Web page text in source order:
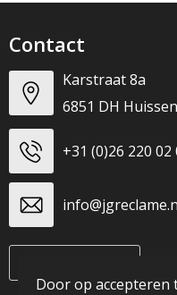
Contact
Karstraat 8a
6851 DH Huissen
+31 (0)26 220 02
Door op accepteren